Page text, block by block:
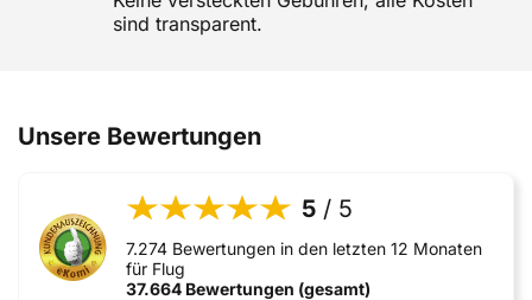
sind transparent.
Unsere Bewertungen
5 / 5
7.274 Bewertungen in den letzten 12 Monaten
für Flug
37.664 Bewertungen (gesamt)